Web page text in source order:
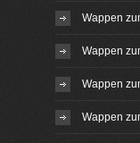
Wappen
Wappen
Wappen
Wappen